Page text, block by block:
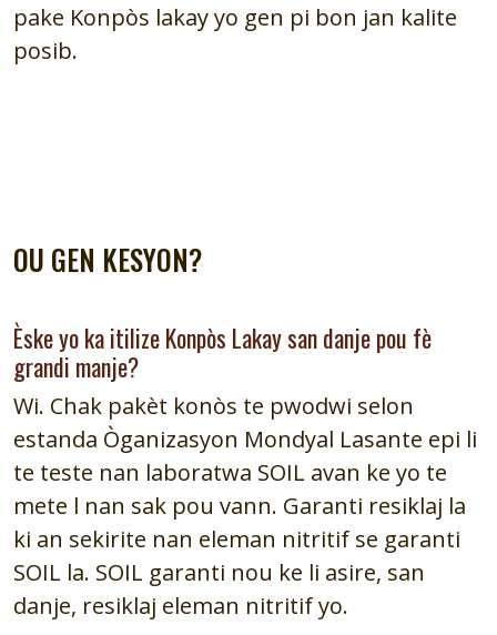
pake Konpòs lakay yo gen pi bon jan kalite
posib.
OU GEN KESYON?
Èske yo ka itilize Konpòs Lakay san danje pou fè
grandi manje?
Wi. Chak pakèt konòs te pwodwi selon
estanda Òganizasyon Mondyal Lasante epi li
te teste nan laboratwa SOIL avan ke yo te
mete l nan sak pou vann. Garanti resiklaj la
ki an sekirite nan eleman nitritif se garanti
SOIL la. SOIL garanti nou ke li asire, san
danje, resiklaj eleman nitritif yo.